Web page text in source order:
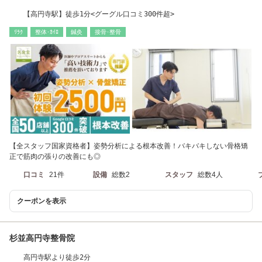
【高円寺駅】徒歩1分<グーグル口コミ300件超>
ﾘﾗｸ 整体･ｶｲﾛ 鍼灸 接骨･整骨
【全スタッフ国家資格者】姿勢分析による根本改善！バキバキしない骨格矯
正で筋肉の張りの改善にも◎
口コミ 21件 設備 総数2 スタッフ 総数4人
クーポンを表示
杉並高円寺整骨院
高円寺駅より徒歩2分